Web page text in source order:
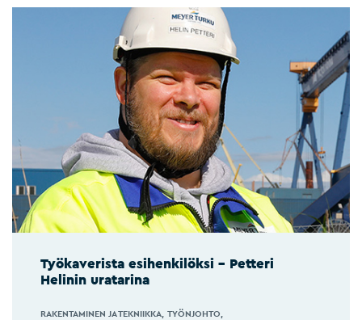
Työkaverista esihenkilöksi – Petteri
Helinin uratarina
RAKENTAMINEN JA TEKNIIKKA TYÖNJOHTO